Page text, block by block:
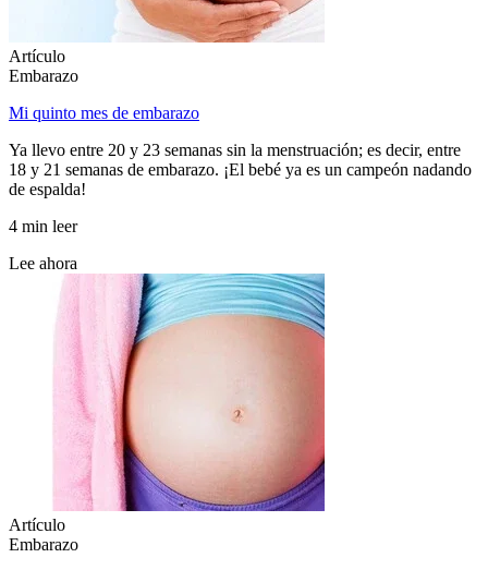
Artículo
Embarazo
Mi quinto mes de embarazo
Ya llevo entre 20 y 23 semanas sin la menstruación; es decir, entre
18 y 21 semanas de embarazo. ¡El bebé ya es un campeón nadando
de espalda!
4 min leer
Lee ahora
Artículo
Embarazo